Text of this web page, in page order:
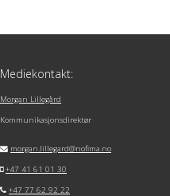
Mediekontakt:
Morgan Lillegård
Kommunikasjonsdirektør
morgan.lillegard@nofima.no
+47 41 61 01 30
+47 77 62 92 22